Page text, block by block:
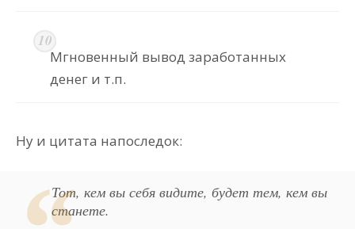
Мгновенный вывод заработанных
денег и т.п.
Ну и цитата напоследок:
Тот, кем вы себя видите, будет тем, кем вы
станете.